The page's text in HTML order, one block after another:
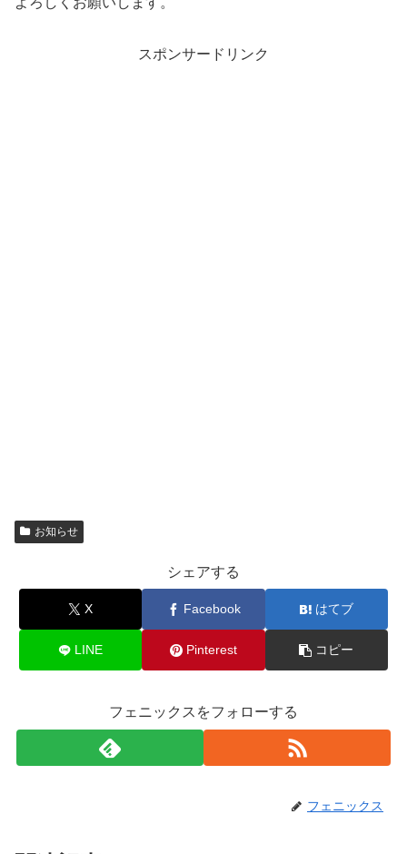
スポンサードリンク
お知らせ
シェアする
X Facebook はてブ
LINE Pinterest コピー
フェニックスをフォローする
フェニックス